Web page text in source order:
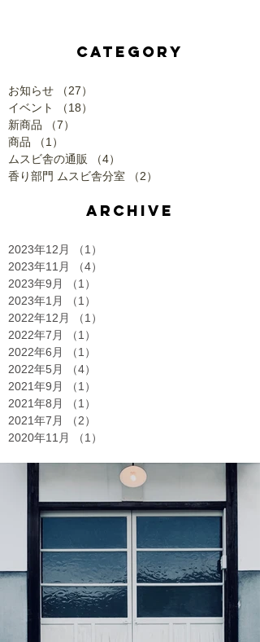
CATEGORY
お知らせ （27）
イベント
（18）
新商品
（7）
商品
（1）
ムスビ舎の通販
（4）
香り部門 ムスビ舎分室
（2）
ARCHIVE
2023年12月 （1）
2023年11月
（4）
2023年9月
（1）
2023年1月
（1）
2022年12月
（1）
2022年7月
（1）
2022年6月
（1）
2022年5月
（4）
2021年9月
（1）
2021年8月
（1）
2021年7月
（2）
2020年11月
（1）